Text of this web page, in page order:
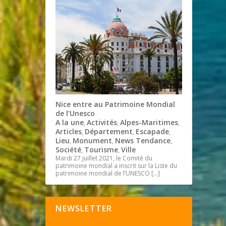
Nice entre au Patrimoine Mondial
de l’Unesco
A la une,Activités,Alpes-Maritimes,
Articles, Département, Escapade,
Lieu, Monument, News Tendance,
Société, Tourisme,Ville
Mardi 27 juillet 2021, le Comité du
patrimoine mondial a inscrit sur la Liste du
patrimoine mondial de l’UNESCO […]
NEWSLETTER